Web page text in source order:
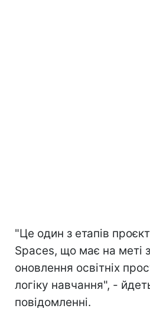
"Це один з етапів
Spaces, що має на меті
оновлення освітніх
логіку навчання", -
повідомленні.